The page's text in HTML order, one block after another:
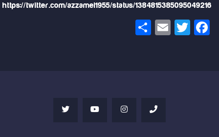
https://twitter.com/azzamel1955/status/1384815385095049216
Facebook
Twitter
Email